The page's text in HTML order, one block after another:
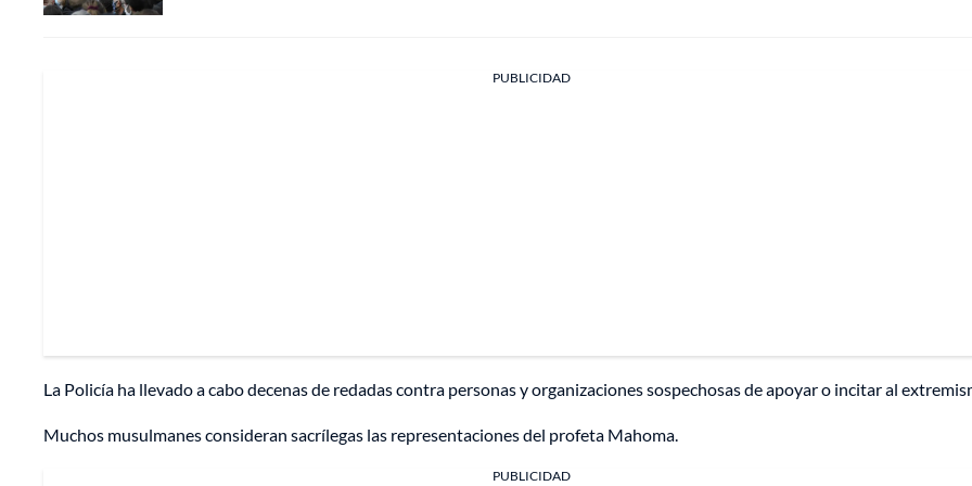
PUBLICIDAD
La Policía ha llevado a cabo decenas de redadas contra personas y organizaciones sospechosas de apoyar o incitar al
Muchos musulmanes consideran sacrílegas las representaciones del profeta Mahoma.
PUBLICIDAD